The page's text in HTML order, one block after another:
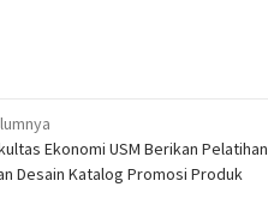
Ekonomi USM Berikan Pelatihan
Desain Katalog Promosi Produk